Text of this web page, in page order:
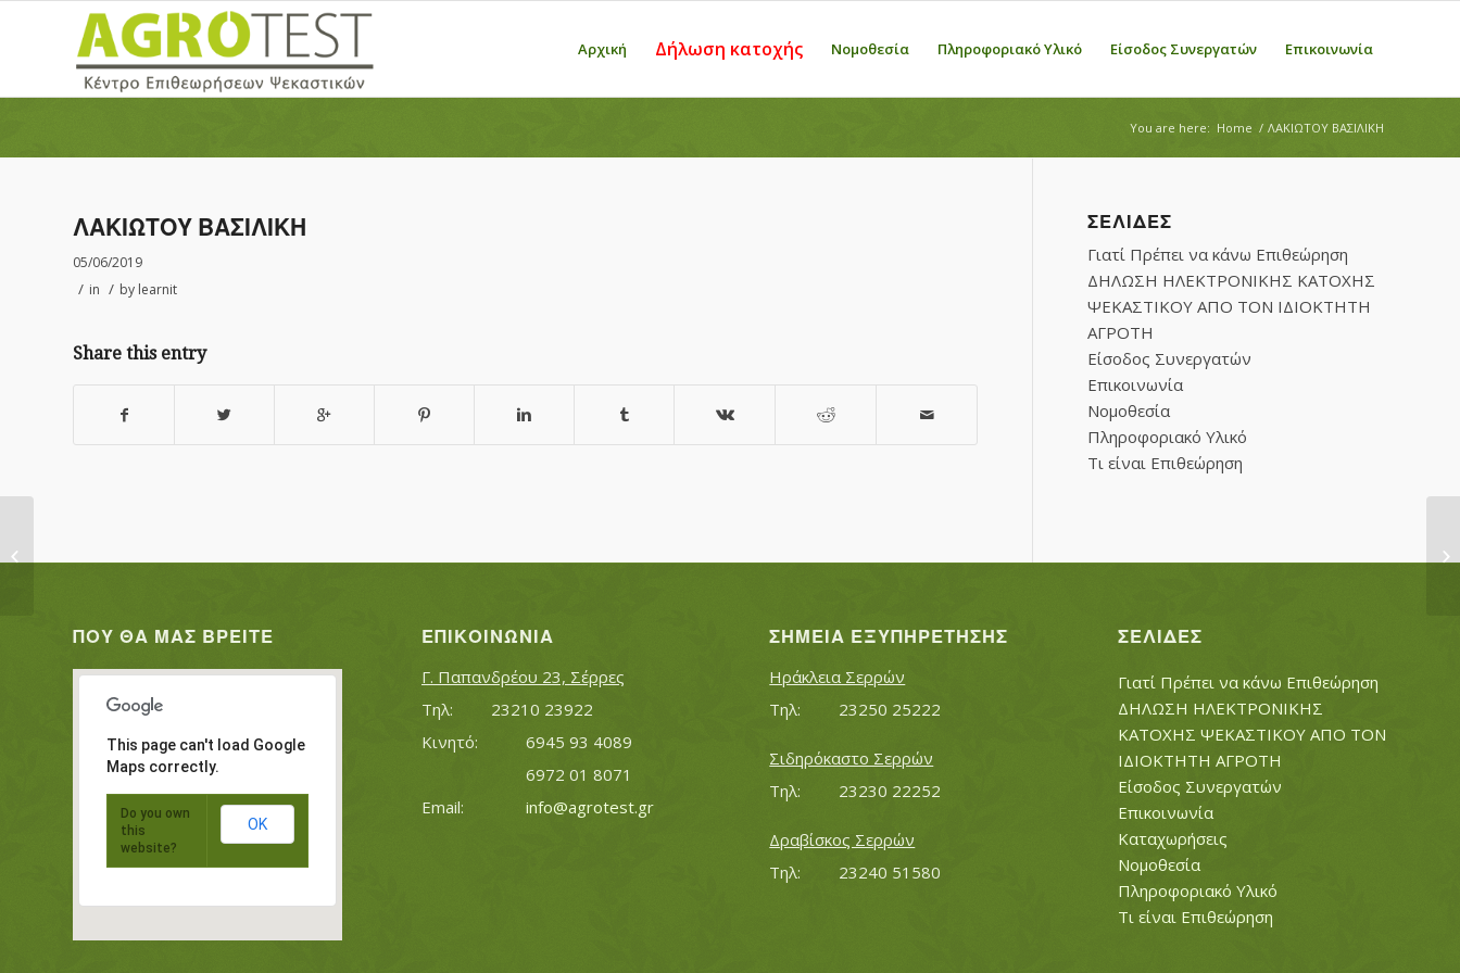
Αρχική Δήλωση κατοχής Νομοθεσία Πληροφοριακό Υλικό Είσοδος Συνεργατών Επικοινωνία
You are here: Home / ΛΑΚΙΩΤΟΥ ΒΑΣΙΛΙΚΗ
ΛΑΚΙΩΤΟΥ ΒΑΣΙΛΙΚΗ
05/06/2019
/ in / by learnit
Share this entry
ΣΕΛΊΔΕΣ
Γιατί Πρέπει να κάνω Επιθεώρηση
ΔΗΛΩΣΗ ΗΛΕΚΤΡΟΝΙΚΗΣ ΚΑΤΟΧΗΣ
ΨΕΚΑΣΤΙΚΟΥ ΑΠΟ ΤΟΝ ΙΔΙΟΚΤΗΤΗ
ΑΓΡΟΤΗ
Είσοδος Συνεργατών
Επικοινωνία
Νομοθεσία
Πληροφοριακό Υλικό
Τι είναι Επιθεώρηση
ΠΟΥ ΘΑ ΜΑΣ ΒΡΕΊΤΕ
This page can't load Google
Maps correctly.
Do you own
this
website?
OK
ΕΠΙΚΟΙΝΩΝΊΑ
Γ. Παπανδρέου 23, Σέρρες
Τηλ:		23210 23922
Κινητό:		6945 93 4089
			6972 01 8071
info@agrotest.gr
ΣΗΜΕΊΑ ΕΞΥΠΗΡΈΤΗΣΗΣ
Ηράκλεια Σερρών
Τηλ:		23250 25222
Σιδηρόκαστο Σερρών
Τηλ:		23230 22252
Δραβίσκος Σερρών
Τηλ:		23240 51580
ΣΕΛΊΔΕΣ
Γιατί Πρέπει να κάνω Επιθεώρηση
ΔΗΛΩΣΗ ΗΛΕΚΤΡΟΝΙΚΗΣ
ΚΑΤΟΧΗΣ ΨΕΚΑΣΤΙΚΟΥ ΑΠΟ ΤΟΝ
ΙΔΙΟΚΤΗΤΗ ΑΓΡΟΤΗ
Είσοδος Συνεργατών
Επικοινωνία
Καταχωρήσεις
Νομοθεσία
Πληροφοριακό Υλικό
Τι είναι Επιθεώρηση